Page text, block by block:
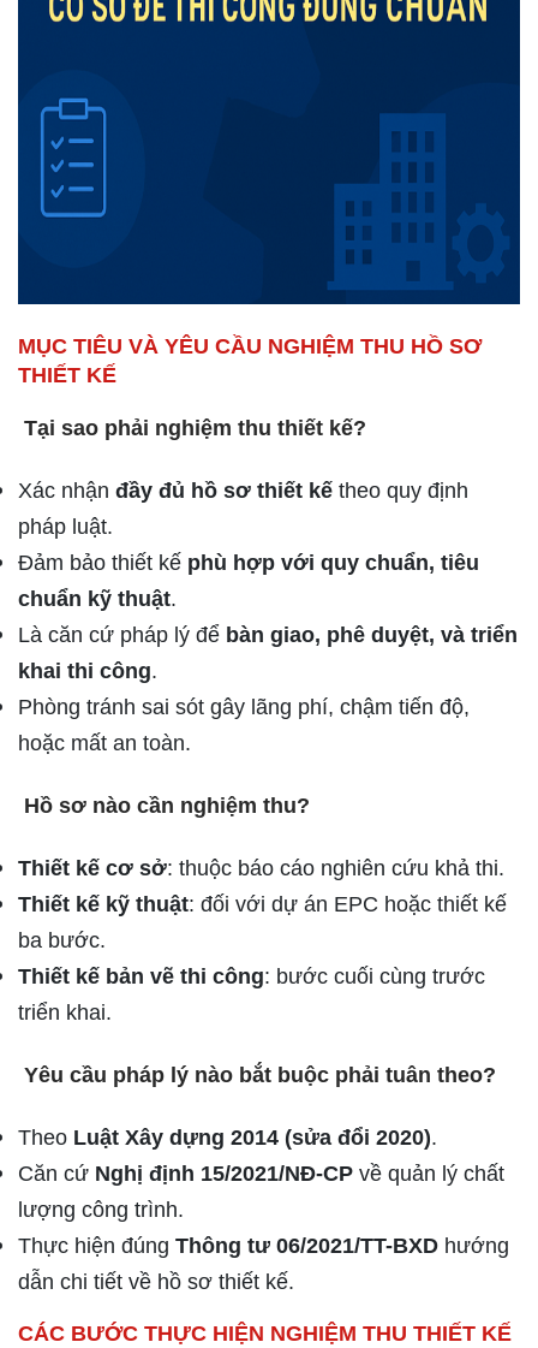
MỤC TIÊU VÀ YÊU CẦU NGHIỆM THU HỒ SƠ
THIẾT KẾ
Tại sao phải nghiệm thu thiết kế?
Xác nhận đầy đủ hồ sơ thiết kế theo quy định
pháp luật.
Đảm bảo thiết kế phù hợp với quy chuẩn, tiêu
chuẩn kỹ thuật.
Là căn cứ pháp lý để bàn giao, phê duyệt, và triển
khai thi công.
Phòng tránh sai sót gây lãng phí, chậm tiến độ,
hoặc mất an toàn.
Hồ sơ nào cần nghiệm thu?
Thiết kế cơ sở: thuộc báo cáo nghiên cứu khả thi.
Thiết kế kỹ thuật: đối với dự án EPC hoặc thiết kế
ba bước.
Thiết kế bản vẽ thi công: bước cuối cùng trước
triển khai.
Yêu cầu pháp lý nào bắt buộc phải tuân theo?
Theo Luật Xây dựng 2014 (sửa đổi 2020).
Căn cứ Nghị định 15/2021/NĐ-CP về quản lý chất
lượng công trình.
Thực hiện đúng Thông tư 06/2021/TT-BXD hướng
dẫn chi tiết về hồ sơ thiết kế.
CÁC BƯỚC THỰC HIỆN NGHIỆM THU THIẾT KẾ